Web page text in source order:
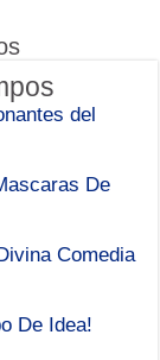
del
De
Comedia
De Idea!